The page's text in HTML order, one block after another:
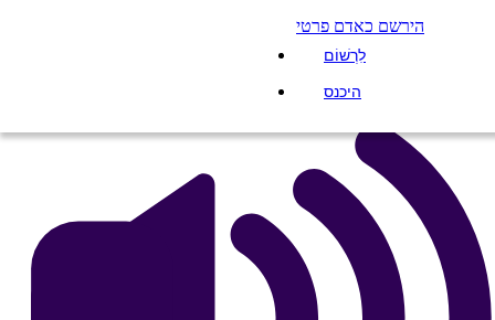
הירשם כאדם פרטי
לִרְשׁוֹם
היכנס
לקרוא לי